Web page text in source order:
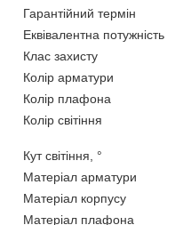
Гарантійний термін
Еквівалентна потужність
Клас захисту
Колір арматури
Колір плафона
Колір світіння
Кут світіння, °
Матеріал арматури
Матеріал корпусу
Матеріал плафона